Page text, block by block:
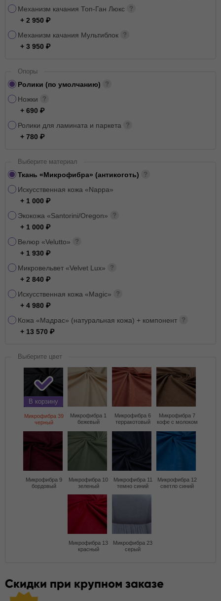
Механизм качания Топ-Ган Люкс
+ 2 950
Механизм качания Мультиблок
+ 3 950
Опоры
Ролики (по умолчанию)
Ножки
+ 690
Ролики для ламината и паркета
+ 780
Выберите материал
Ткань «Микрофибра» (антикоготь)
Искусственная кожа «Nappa»
+ 1 000
Экокожа «Santorini/Oregon»
+ 1 000
Велюр «Velutto»
+ 1 930
Микровельвет «Velvet Lux»
+ 2 840
Искусственная кожа «Magic»
+ 4 980
Кожа «Мадрас» (натуральная кожа) + компонент
+ 13 570
Выберите цвет
В корзину
Микрофибра 39
черный
Микрофибра 1
бежевый
Микрофибра 6
терракотовый
Микрофибра 7
кофе с молоком
Микрофибра 9
бордовый
Микрофибра 10
зеленый
Микрофибра 11
темно синий
Микрофибра 12
светло синий
Микрофибра 13
красный
Микрофибра 23
серый
Скидки при крупном заказе